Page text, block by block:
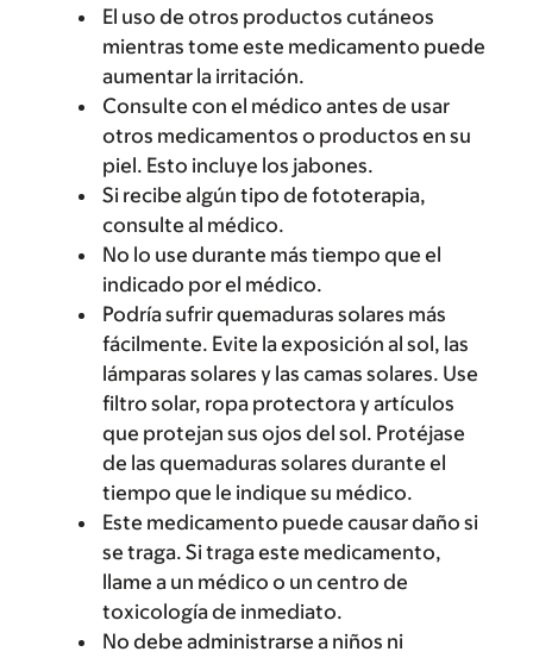
El uso de otros productos cutáneos
mientras tome este medicamento puede
aumentar la irritación.
Consulte con el médico antes de usar
otros medicamentos o productos en su
piel. Esto incluye los jabones.
Si recibe algún tipo de fototerapia,
consulte al médico.
No lo use durante más tiempo que el
indicado por el médico.
Podría sufrir quemaduras solares más
fácilmente. Evite la exposición al sol, las
lámparas solares y las camas solares. Use
filtro solar, ropa protectora y artículos
que protejan sus ojos del sol. Protéjase
de las quemaduras solares durante el
tiempo que le indique su médico.
Este medicamento puede causar daño si
se traga. Si traga este medicamento,
llame a un médico o un centro de
toxicología de inmediato.
No debe administrarse a niños ni